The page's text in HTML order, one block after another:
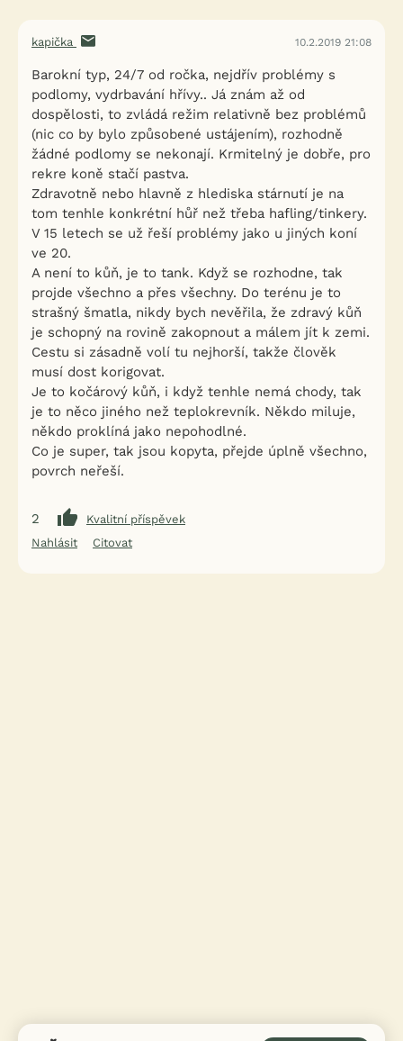
kapička 10.2.2019 21:08
Barokní typ, 24/7 od ročka, nejdřív problémy s
podlomy, vydrbavání hřívy.. Já znám až od
dospělosti, to zvládá režim relativně bez problémů
(nic co by bylo způsobené ustájením), rozhodně
žádné podlomy se nekonají. Krmitelný je dobře, pro
rekre koně stačí pastva.
Zdravotně nebo hlavně z hlediska stárnutí je na
tom tenhle konkrétní hůř než třeba hafling/tinkery.
V 15 letech se už řeší problémy jako u jiných koní
ve 20.
A není to kůň, je to tank. Když se rozhodne, tak
projde všechno a přes všechny. Do terénu je to
strašný šmatla, nikdy bych nevěřila, že zdravý kůň
je schopný na rovině zakopnout a málem jít k zemi.
Cestu si zásadně volí tu nejhorší, takže člověk
musí dost korigovat.
Je to kočárový kůň, i když tenhle nemá chody, tak
je to něco jiného než teplokrevník. Někdo miluje,
někdo proklíná jako nepohodlné.
Co je super, tak jsou kopyta, přejde úplně všechno,
povrch neřeší.
2
Kvalitní příspěvek
Nahlásit
Citovat